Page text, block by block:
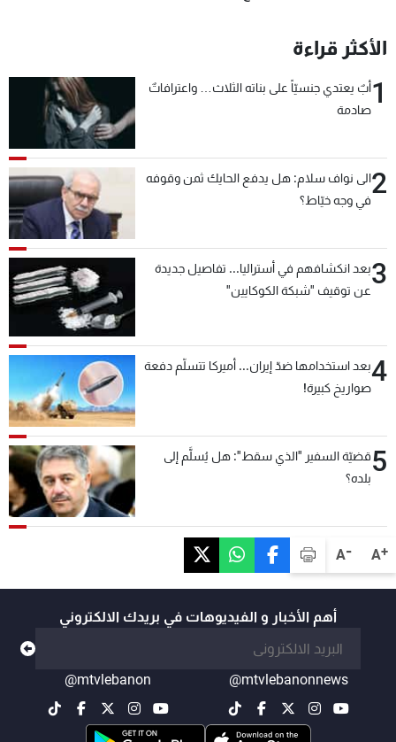
A+
A-
الأكثر قراءة
1أبٌ يعتدي جنسيّاً على بناته الثلاث… واعترافاتٌ
صادمة
2الى نواف سلام: هل يدفع الحايك ثمن وقوفه
في وجه خيّاط؟
3بعد انكشافهم في أستراليا... تفاصيل جديدة
عن توقيف "شبكة الكوكايين"
4بعد استخدامها ضدّ إيران... أميركا تتسلّم دفعة
صواريخ كبيرة!
5قضيّة السفير "الذي سقط": هل يُسلَّم إلى
بلده؟
أهم الأخبار و الفيديوهات في بريدك الالكتروني
@mtvlebanonnews
@mtvlebanon